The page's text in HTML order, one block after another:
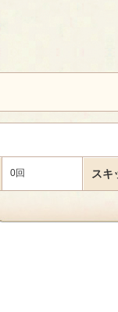
0回 スキ